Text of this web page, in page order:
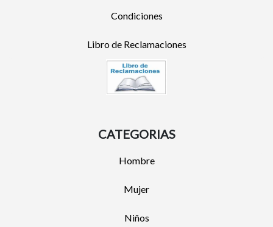
Condiciones
Libro de Reclamaciones
CATEGORIAS
Hombre
Mujer
Niños